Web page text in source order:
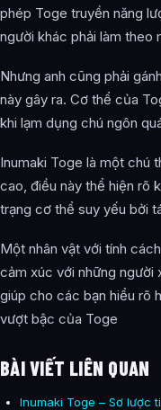
phép Toge truyền năng
người khác phải làm theo
Nhưng anh cũng phải
này gây ra. Cơ thể của
khi lạm dụng chú ngôn
Inumaki Toge là một chú
cao, điều này thể hiện rõ
trạng cơ thể suy yếu bởi
Một nhân vật với tính
cảm xúc với những người
giúp cho các bạn hiểu rõ
vượt bậc của Toge
BÀI VIẾT LIÊN QUAN
Inumaki Toge – Sơ lược